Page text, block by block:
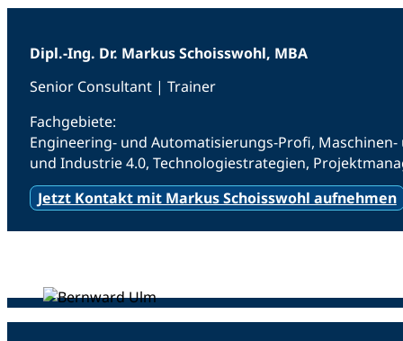
Dipl.-Ing. Dr. Markus Schoisswohl, MBA
Senior Consultant | Trainer
Fachgebiete:
Engineering- und Automatisierungs-Profi,
und Industrie 4.0, Technologiestrategien,
Jetzt Kontakt mit Markus Schoisswohl aufnehmen